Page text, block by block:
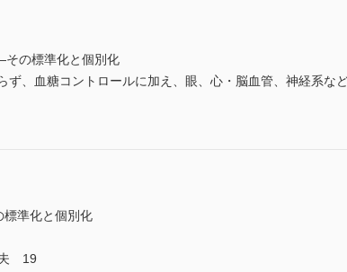
その標準化と個別化
、血糖コントロールに加え、眼、心・脳血管、神経系な
準化と個別化
夫 19